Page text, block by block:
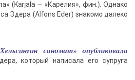
(Karjala — «Карелия», фин.). Однако
Эдера (Alfons Eder) знакомо далеко
саномат» опубликовала
который написала его супруга